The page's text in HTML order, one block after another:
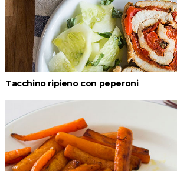
Tacchino ripieno con peperoni